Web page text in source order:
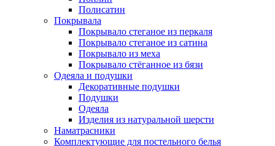
Полисатин
Покрывала
Покрывало стеганое из перкаля
Покрывало стеганое из сатина
Покрывало из меха
Покрывало стёганное из бязи
Одеяла и подушки
Декоративные подушки
Подушки
Одеяла
Изделия из натуральной шерсти
Наматраcники
Комплектующие для постельного белья